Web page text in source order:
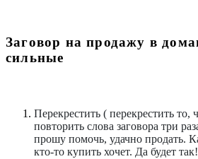
Заговор на продажу в
сильные
Перекрестить ( перекрестить то,
повторить слова заговора три
прошу помочь, удачно продать.
кто-то купить хочет. Да будет